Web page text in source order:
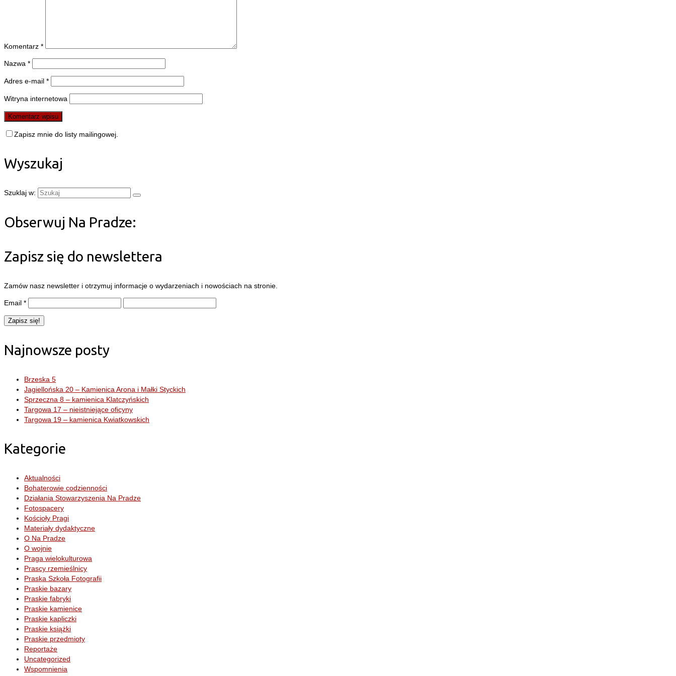
Komentarz *
Nazwa *
Adres e-mail *
Witryna internetowa
Zapisz mnie do listy mailingowej.
Wyszukaj
Szuklaj w:
Obserwuj Na Pradze:
Zapisz się do newslettera
Zamów nasz newsletter i otrzymuj informacje o wydarzeniach i nowościach na stronie.
Email *
Najnowsze posty
Brzeska 5
Jagiellońska 20 – Kamienica Arona i Małki Styckich
Sprzeczna 8 – kamienica Klatczyńskich
Targowa 17 – nieistniejące oficyny
Targowa 19 – kamienica Kwiatkowskich
Kategorie
Aktualności
Bohaterowie codzienności
Działania Stowarzyszenia Na Pradze
Fotospacery
Kościoły Pragi
Materiały dydaktyczne
O Na Pradze
O wojnie
Praga wielokulturowa
Prascy rzemieślnicy
Praska Szkoła Fotografii
Praskie bazary
Praskie fabryki
Praskie kamienice
Praskie kapliczki
Praskie książki
Praskie przedmioty
Reportaże
Uncategorized
Wspomnienia